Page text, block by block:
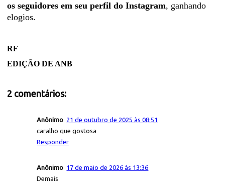
os seguidores em seu perfil do Instagram, ganhando
elogios.
RF
EDIÇÃO DE ANB
2 comentários:
Anônimo 21 de outubro de 2025 às 08:51
caralho que gostosa
Responder
Anônimo 17 de maio de 2026 às 13:36
Demais